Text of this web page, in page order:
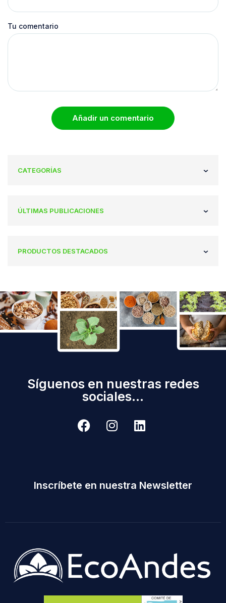
Tu comentario
Añadir un comentario
CATEGORÍAS
ÚLTIMAS PUBLICACIONES
PRODUCTOS DESTACADOS
Síguenos en nuestras redes
sociales...
Inscríbete en nuestra Newsletter